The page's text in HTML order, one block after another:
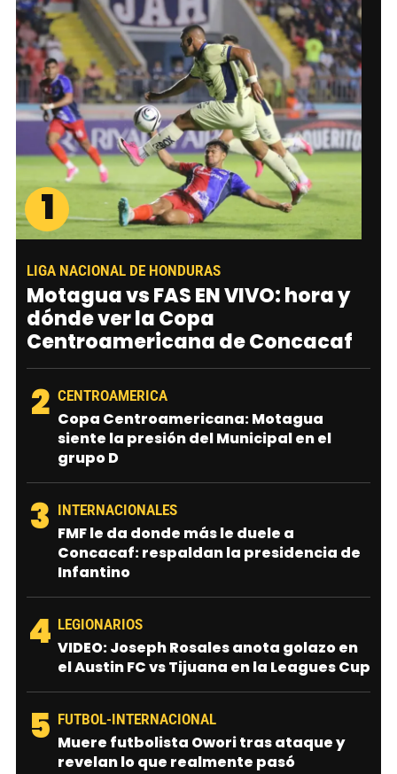
1
LIGA NACIONAL DE HONDURAS
Motagua vs FAS EN VIVO: hora y
dónde ver la Copa
Centroamericana de Concacaf
2 CENTROAMERICA
Copa Centroamericana: Motagua
siente la presión del Municipal en el
grupo D
3 INTERNACIONALES
FMF le da donde más le duele a
Concacaf: respaldan la presidencia de
Infantino
4 LEGIONARIOS
VIDEO: Joseph Rosales anota golazo en
el Austin FC vs Tijuana en la Leagues Cup
5 FUTBOL-INTERNACIONAL
Muere futbolista Owori tras ataque y
revelan lo que realmente pasó